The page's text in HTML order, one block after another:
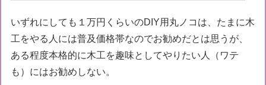
いずれにしても１万円くらいのDIY用丸ノコは、たまに木
工をやる人には普及価格帯なのでお勧めだとは思うが、
ある程度本格的に木工を趣味としてやりたい人（ワテ
も）にはお勧めしない。